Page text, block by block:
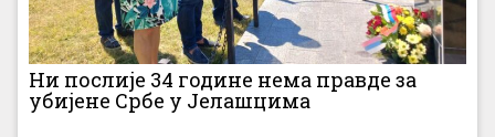
Ни послије 34 године нема правде за
убијене Србе у Јелашцима